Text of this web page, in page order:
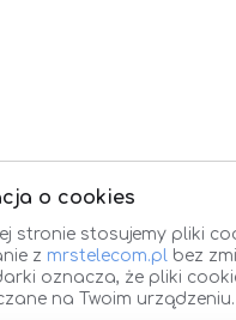
o cookies
stronie stosujemy pliki
z mrstelecom.pl bez
oznacza, że pliki
na Twoim urządzeniu.